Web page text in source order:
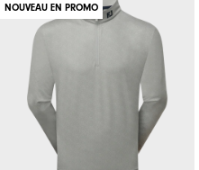
NOUVEAU EN PROMO